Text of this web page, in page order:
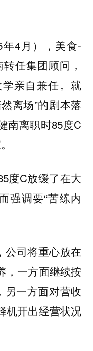
4月），美食-
任集团顾问，
亲自兼任。就
离场”的剧本落
离职时85度C
度C放缓了在大
强调要“苦练内
公司将重心放在
，一方面继续按
另一方面对营收
机开出经营状况